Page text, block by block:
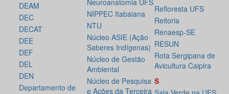
DEAM
DEC
DECAT
DEE
DEF
DEL
DEN
Departamento de
Neuroanatomia UFS
NIPPEC Itabaiana
NTU
Núcleo ASIE (Ação
Saberes Indígenas)
Núcleo de Gestão
Ambiental
Núcleo de Pesquisa
e Ações da Terceira
Refloresta UFS
Reitoria
Renaesp-SE
RESUN
Rota Sergipana de
Avicultura Caipira
S